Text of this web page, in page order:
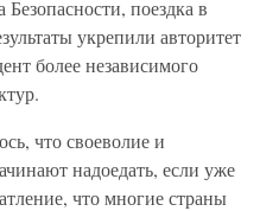
поездка в
укрепили авторитет
более независимого
что своеволие и
надоедать, если уже
что многие страны